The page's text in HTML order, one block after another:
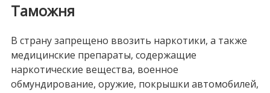
Таможня
В страну запрещено ввозить наркотики, а также
медицинские препараты, содержащие
наркотические вещества, военное
обмундирование, оружие, покрышки автомобилей,